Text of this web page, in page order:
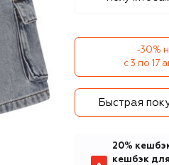
-30%
с 3 по 17
Быстрая
20%
кешбэк